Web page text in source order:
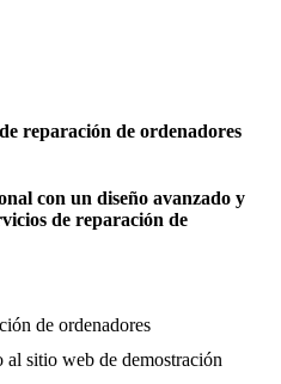
reparación de ordenadores
con un diseño avanzado y
de reparación de
de ordenadores
sitio web de demostración